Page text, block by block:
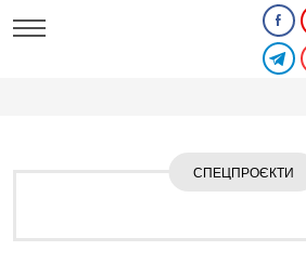
СПЕЦПРОЄКТИ